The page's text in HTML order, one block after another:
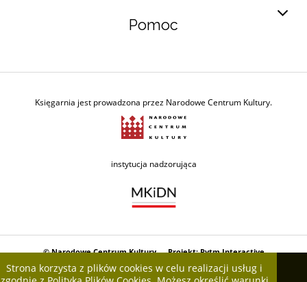
Strona korzysta z plików cookies w celu realizacji usług i
Pomoc
Księgarnia jest prowadzona przez Narodowe Centrum Kultury.
instytucja nadzorującaMinisterstwo Kultury i
© Narodowe Centrum Kultury Projekt: Rytm Interactive